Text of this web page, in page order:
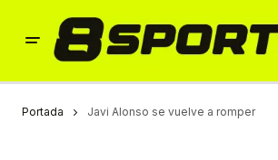
Portada Javi Alonso se vuelve a romper